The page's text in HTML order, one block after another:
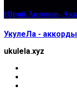
Юрий Антонов-
УкулеЛа -
ukulela.xyz